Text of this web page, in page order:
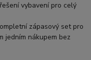
vybavení pro celý
zápasový set pro
jedním nákupem bez